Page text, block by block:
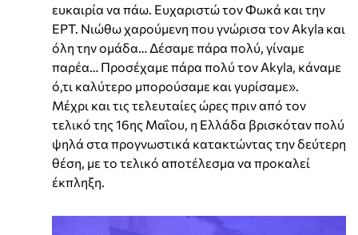
ευκαιρία να πάω. Ευχαριστώ τον Φωκά και την
ΕΡΤ. Νιώθω χαρούμενη που γνώρισα τον Akyla και
όλη την ομάδα… Δέσαμε πάρα πολύ, γίναμε
παρέα… Προσέχαμε πάρα πολύ τον Akyla, κάναμε
ό,τι καλύτερο μπορούσαμε και γυρίσαμε».
Μέχρι και τις τελευταίες ώρες πριν από τον
τελικό της 16ης Μαΐου, η Ελλάδα βρισκόταν πολύ
ψηλά στα προγνωστικά κατακτώντας την δεύτερη
θέση, με το τελικό αποτέλεσμα να προκαλεί
έκπληξη.